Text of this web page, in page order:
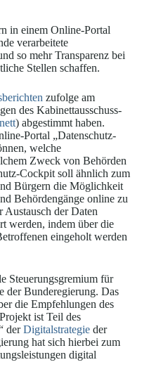
in einem Online-Portal
verarbeitete
so mehr Transparenz bei
Stellen schaffen.
zufolge am
des Kabinettausschuss-
) abgestimmt haben.
Portal „Datenschutz-
welche
Zweck von Behörden
Cockpit soll ähnlich zum
Bürgern die Möglichkeit
Behördengänge online zu
Austausch der Daten
werden, indem über die
eingeholt werden
Steuerungsgremium für
der Bunderegierung. Das
die Empfehlungen des
ist Teil des
derDigitalstrategie der
hat sich hierbei zum
digital